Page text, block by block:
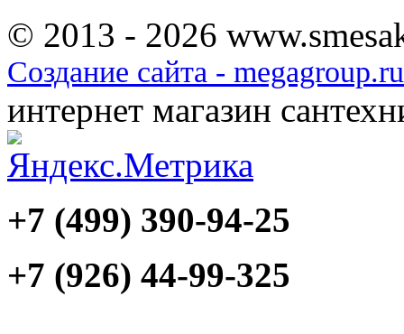
© 2013 - 2026
Создание сайта - megagroup.ru
интернет магазин
+7 (499) 390-94-25
+7 (926) 44-99-325